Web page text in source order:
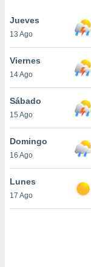
En
sean
el sitio
se
ni para
o
aunque
Jueves
13 Ago
Viernes
14 Ago
Sábado
15 Ago
Domingo
16 Ago
Lunes
17 Ago